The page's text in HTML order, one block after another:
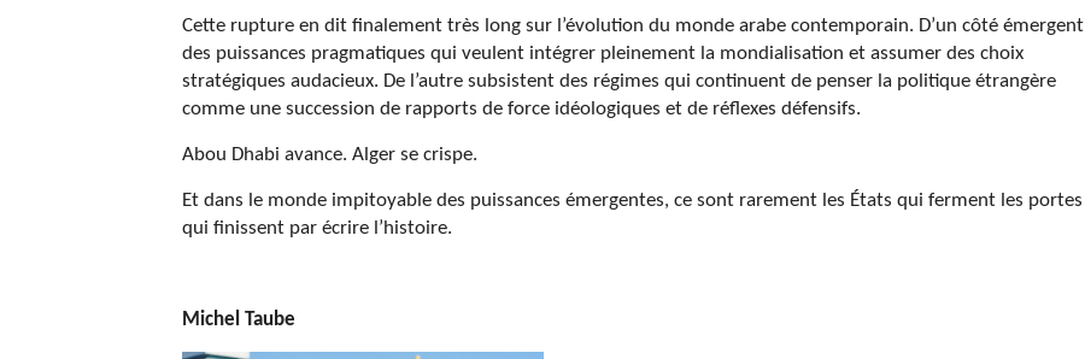
Cette rupture en dit finalement très long sur l’évolution du monde arabe contemporain. D’un côté émergent
des puissances pragmatiques qui veulent intégrer pleinement la mondialisation et assumer des choix
stratégiques audacieux. De l’autre subsistent des régimes qui continuent de penser la politique étrangère
comme une succession de rapports de force idéologiques et de réflexes défensifs.
Abou Dhabi avance. Alger se crispe.
Et dans le monde impitoyable des puissances émergentes, ce sont rarement les États qui ferment les portes
qui finissent par écrire l’histoire.
Michel Taube